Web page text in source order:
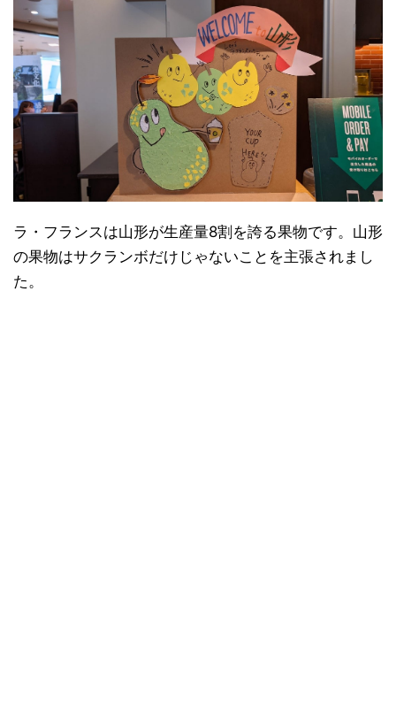
ラ・フランスは山形が生産量8割を誇る果物です。山形
の果物はサクランボだけじゃないことを主張されまし
た。